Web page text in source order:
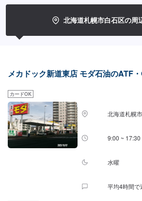
北海道札幌市白石区の周
メカドック新道東店 モダ石油のATF
カードOK
北海道札幌
9:00 ~ 17:30
水曜
平均4時間で